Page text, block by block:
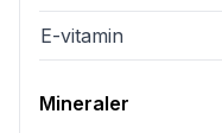
E-vitamin
Mineraler